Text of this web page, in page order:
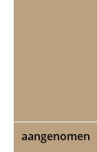
aangenomen